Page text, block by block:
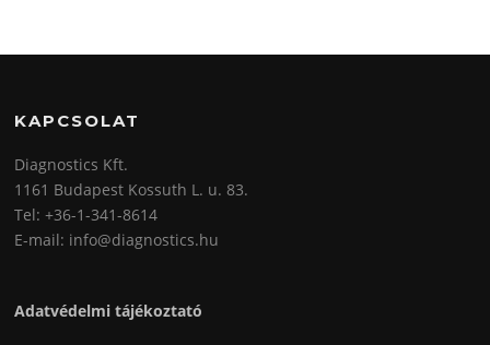
KAPCSOLAT
Diagnostics Kft.
1161 Budapest Kossuth L. u. 83.
Tel: +36-1-341-8614
E-mail: info@diagnostics.hu
Adatvédelmi tájékoztató